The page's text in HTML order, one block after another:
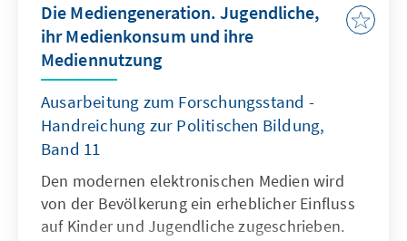
Die Mediengeneration. Jugendliche,
ihr Medienkonsum und ihre
Mediennutzung
Ausarbeitung zum Forschungsstand -
Handreichung zur Politischen Bildung,
Band 11
Den modernen elektronischen Medien wird
von der Bevölkerung ein erheblicher Einfluss
auf Kinder und Jugendliche zugeschrieben.